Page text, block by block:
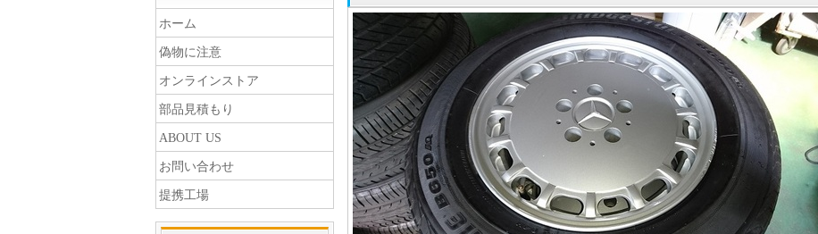
ホーム
偽物に注意
オンラインストア
部品見積もり
ABOUT US
お問い合わせ
提携工場